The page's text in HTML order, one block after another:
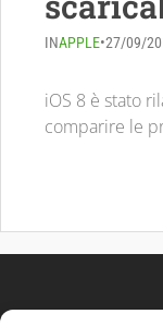
INAPPLE•27/09/
iOS 8 è stato
comparire le